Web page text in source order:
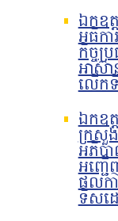
ឯកឧ
អធិក
កិច្ចប្
អាស៊
លើកទី
ឯកឧត្
ក្រសួង
អភិប
អញ្ជើ
ផលក
ទិសដ